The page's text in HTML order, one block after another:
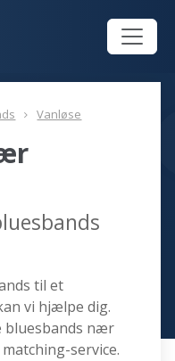
Vanløse
til et
vi hjælpe dig.
bluesbands nær
service.